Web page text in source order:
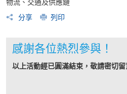
物流、交通及供應鏈
分享
列印
感謝各位熱烈參與！
以上活動經已圓滿結束，敬請密切留